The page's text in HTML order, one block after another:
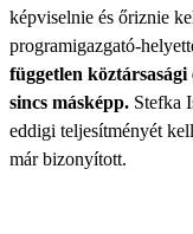
képviselnie és őriznie
programigazgató-
független
sincs másképp. Stefka
eddigi teljesítményét
már bizonyított.